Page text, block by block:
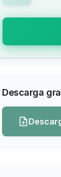
Descarga